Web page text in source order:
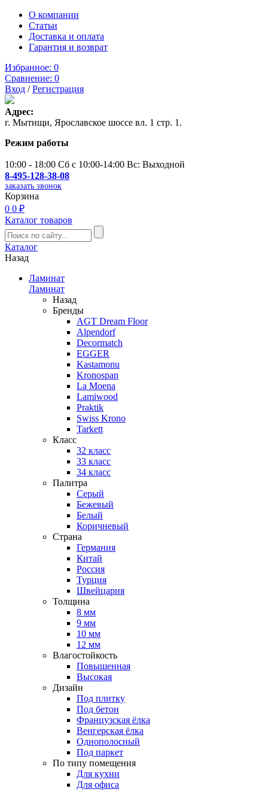
О компании
Статьи
Доставка и оплата
Гарантия и возврат
Избранное: 0
Сравнение: 0
Вход /Регистрация
Адрес:
г. Мытищи, Ярославское шоссе вл. 1 стр. 1.
Режим работы
10:00 - 18:00 Сб с 10:00-14:00 Вс: Выходной
8-495-128-38-08
заказать звонок
Корзина
0 0 ₽
Каталог товаров
Каталог
Назад
Ламинат
Ламинат
Назад
Бренды
AGT Dream Floor
Alpendorf
Decormatch
EGGER
Kastamonu
Kronospan
La Moena
Lamiwood
Praktik
Swiss Krono
Tarkett
Класс
32 класс
33 класс
34 класс
Палитра
Серый
Бежевый
Белый
Коричневый
Страна
Германия
Китай
Россия
Турция
Швейцария
Толщина
8 мм
9 мм
10 мм
12 мм
Влагостойкость
Повышенная
Высокая
Дизайн
Под плитку
Под бетон
Французская ёлка
Венгерская ёлка
Однополосный
Под паркет
По типу помещения
Для кухни
Для офиса